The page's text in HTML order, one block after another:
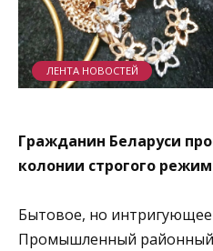
ЛЕНТА НОВОСТЕЙ
Гражданин Беларуси
колонии строгого
Бытовое, но интригующее
Промышленный районный